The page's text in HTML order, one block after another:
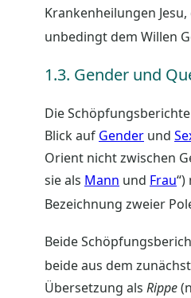
Krankenheilungen
unbedingt dem Willen
1.3. Gender und
Die
Blick auf Gender und
Orient nicht zwischen
sie als Mann und Frau
Bezeichnung zweier
Beide
beide aus dem
Übersetzung als Rippe